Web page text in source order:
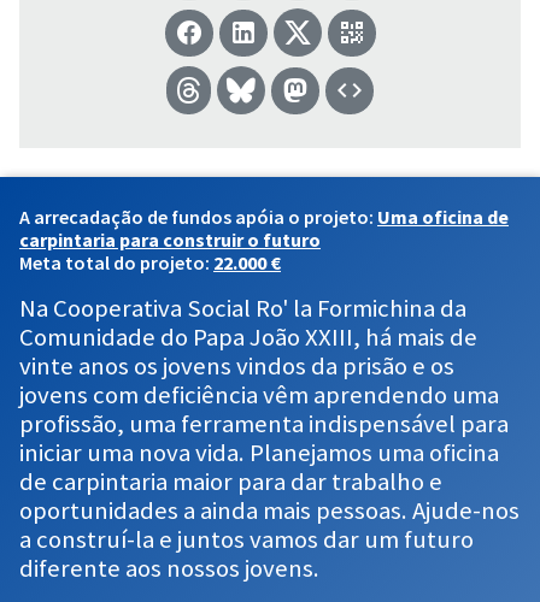
A arrecadação de fundos apóia o projeto: Uma oficina de
carpintaria para construir o futuro
Meta total do projeto: 22.000 €
Na Cooperativa Social Ro' la Formichina da
Comunidade do Papa João XXIII, há mais de
vinte anos os jovens vindos da prisão e os
jovens com deficiência vêm aprendendo uma
profissão, uma ferramenta indispensável para
iniciar uma nova vida. Planejamos uma oficina
de carpintaria maior para dar trabalho e
oportunidades a ainda mais pessoas. Ajude-nos
a construí-la e juntos vamos dar um futuro
diferente aos nossos jovens.